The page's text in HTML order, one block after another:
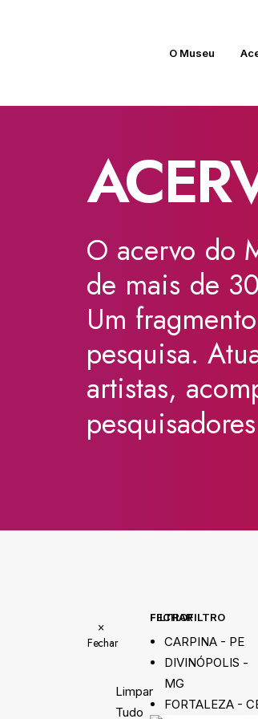
O Museu
O acervo do
de mais de
Um fragmento
pesquisa.
artistas,
pesquisadores
×
Fechar
Limpar
Tudo
FECHAR FILTROFILTRO
CARPINA - PE
DIVINÓPOLIS -
MG
FORTALEZA -